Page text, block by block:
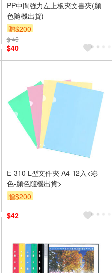
PP中間強力左上板夾文書夾(顏
色隨機出貨)
贈$200
$ 45
$40
E-310 L型文件夾 A4-12入<彩
色-顏色隨機出貨>
贈$200
$42